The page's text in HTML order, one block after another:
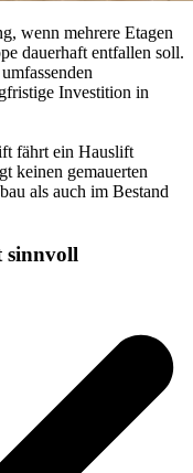
wenn mehrere Etagen
dauerhaft entfallen soll.
Investition in
fährt ein Hauslift
keinen gemauerten
als auch im Bestand
sinnvoll